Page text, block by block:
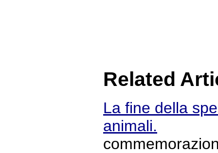
Related
La fine della
animali.